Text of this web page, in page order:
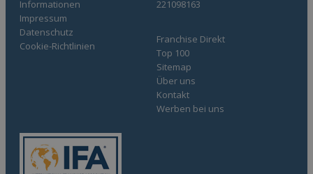
Informationen
Franchise Direkt
Top 100
Sitemap
Über uns
Kontakt
Werben bei uns
Impressum
Datenschutz
Cookie-Richtlinien
221098163